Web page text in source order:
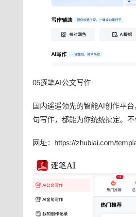
05逐笔AI公文写作
国内遥遥领先的智能AI创作平
句写作，都能为你统统搞定。
网址：https://zhubiai.com/